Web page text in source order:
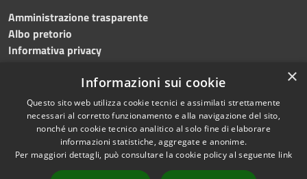
Amministrazione trasparente
Albo pretorio
Informativa privacy
Dichiarazione di accessibilità Meccanismo di feedback
RSS
Accessibilità
Copyright © 2026 • Comune di
Bitonto • Powered by
×
Informazioni sui cookie
Questo sito web utilizza cookie tecnici e assimilati strettamente
necessari al corretto funzionamento e alla navigazione del sito,
nonché un cookie tecnico analitico al solo fine di elaborare
informazioni statistiche, aggregate e anonime.
Per maggiori dettagli, può consultare la cookie policy al seguente link